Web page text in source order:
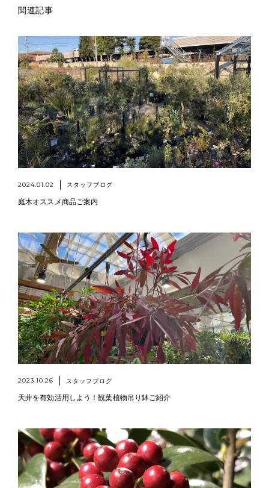
関連記事
2024.01.02 スタッフブログ
庭木オススメ商品ご案内
2023.10.26 スタッフブログ
天井を有効活用しよう！観葉植物吊り鉢ご紹介